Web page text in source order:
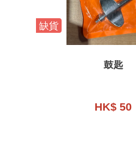
缺貨
鼓匙
HK$ 50